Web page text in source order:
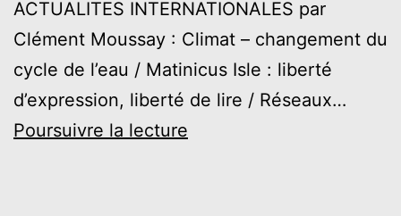
ACTUALITES INTERNATIONALES par
Clément Moussay : Climat – changement du
cycle de l’eau / Matinicus Isle : liberté
d’expression, liberté de lire / Réseaux…
Poursuivre la lecture